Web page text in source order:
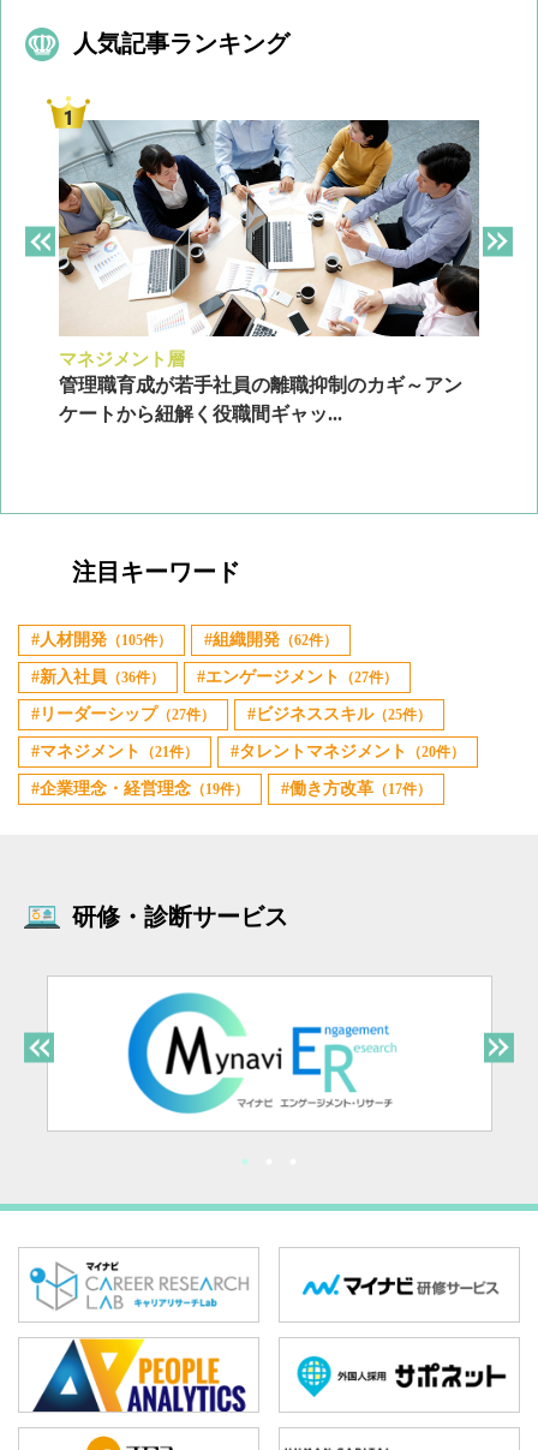
人気記事ランキング
マネジメント層
管理職育成が若手社員の離職抑制のカギ～アン
ケートから紐解く役職間ギャッ...
注目キーワード
人材開発 （105件） 組織開発 （62件）
新入社員 （36件） エンゲージメント （27件）
リーダーシップ （27件） ビジネススキル（25件）
マネジメント （21件） タレントマネジメント （20件）
企業理念・経営理念 （19件） 働き方改革 （17件）
研修・診断サービス